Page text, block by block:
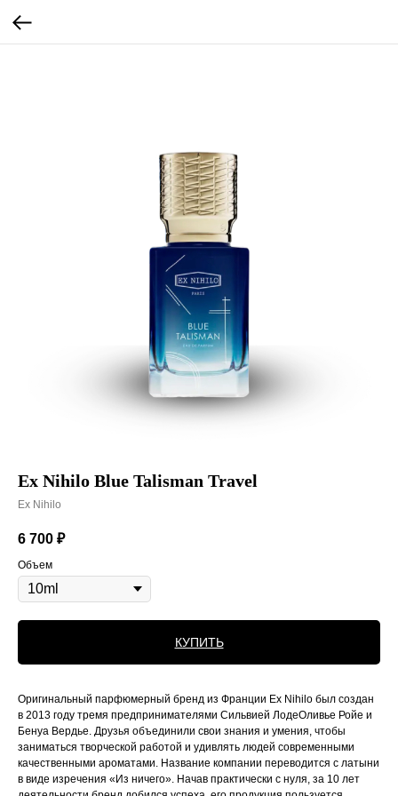
Ex Nihilo Blue Talisman Travel
Ex Nihilo
6 700 ₽
Объем
КУПИТЬ
Оригинальный парфюмерный бренд из Франции Ex Nihilo был создан
в 2013 году тремя предпринимателями Сильвией ЛодеОливье Ройе и
Бенуа Вердье. Друзья объединили свои знания и умения, чтобы
заниматься творческой работой и удивлять людей современными
качественными ароматами. Название компании переводится с латыни
в виде изречения «Из ничего». Начав практически с нуля, за 10 лет